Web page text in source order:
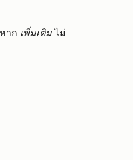
หาก เพิ่มเติมไม่